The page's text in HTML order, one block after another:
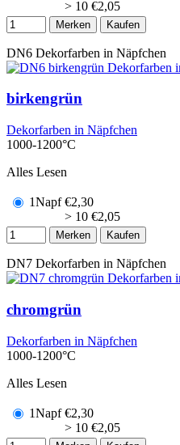
> 10 €2,05
Merken Kaufen
DN6 Dekorfarben in Näpfchen
birkengrün
Dekorfarben in Näpfchen
1000-1200°C
Alles Lesen
1Napf €2,30
> 10 €2,05
Merken Kaufen
DN7 Dekorfarben in Näpfchen
chromgrün
Dekorfarben in Näpfchen
1000-1200°C
Alles Lesen
1Napf €2,30
> 10 €2,05